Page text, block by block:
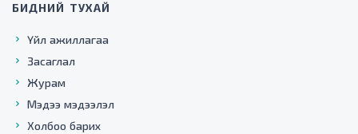
БИДНИЙ ТУХАЙ
Үйл ажиллагаа
Засаглал
Журам
Мэдээ мэдээлэл
Холбоо барих